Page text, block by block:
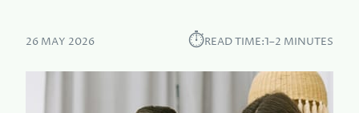
26 MAY 2026 ⏱︎READ TIME:1–2 MINUTES